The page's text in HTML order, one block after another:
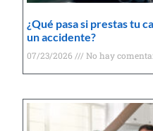
¿Qué pasa si prestas tu
un accidente?
07/23/2026 No hay